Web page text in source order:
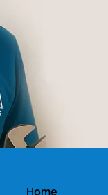
Home